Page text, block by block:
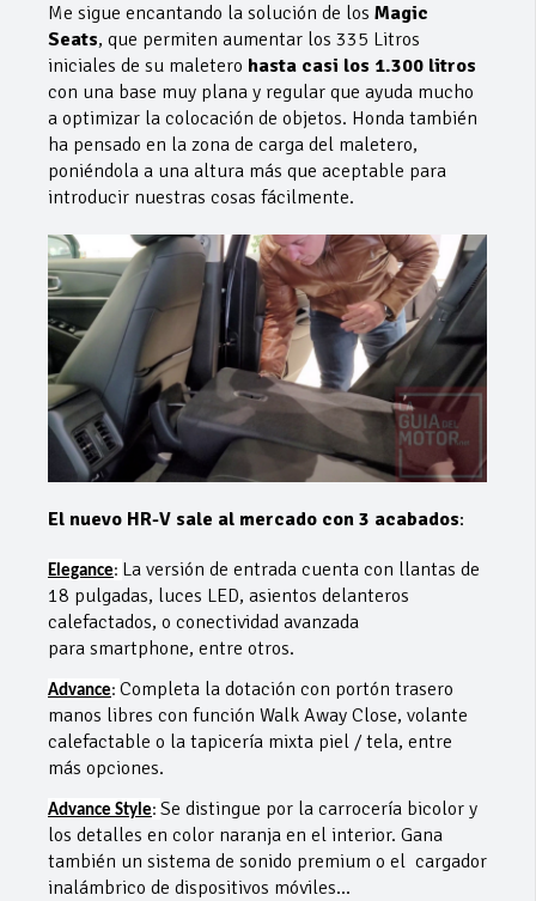
Me sigue encantando la solución de los Magic
Seats, que permiten aumentar los 335 Litros
iniciales de su maletero hasta casi los 1.300 litros
con una base muy plana y regular que ayuda mucho
a optimizar la colocación de objetos. Honda también
ha pensado en la zona de carga del maletero,
poniéndola a una altura más que aceptable para
introducir nuestras cosas fácilmente.
El nuevo HR-V sale al mercado con 3 acabados:
Elegance: La versión de entrada cuenta con llantas de
18 pulgadas, luces LED, asientos delanteros
calefactados, o conectividad avanzada
para smartphone, entre otros.
Advance: Completa la dotación con portón trasero
manos libres con función Walk Away Close, volante
calefactable o la tapicería mixta piel / tela, entre
más opciones.
Advance Style: Se distingue por la carrocería bicolor y
los detalles en color naranja en el interior. Gana
también un sistema de sonido premium o el cargador
inalámbrico de dispositivos móviles…